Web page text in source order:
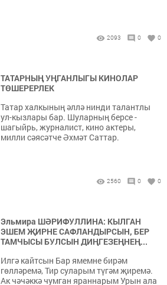
2093 0 0
ТАТАРНЫҢ УҢГАНЛЫГЫ КИНОЛАР
ТӨШЕРЕРЛЕК
Татар халкының әллә нинди талантлы
ул-кызлары бар. Шуларның берсе -
шагыйрь, журналист, кино актеры,
милли сәясәтче Әхмәт Саттар.
2560 0 0
Эльмира ШӘРИФУЛЛИНА: КЫЛГАН
ЭШЕМ ҖИРНЕ САФЛАНДЫРСЫН, БЕР
ТАМЧЫСЫ БУЛСЫН ДИҢГЕЗЕҢНЕҢ...
Илгә кайтсын Бар ямемне бирәм
гөлләремә, Тир суларым түгәм җиремә.
Ак чәчәккә чумган яраннарым Урын ала